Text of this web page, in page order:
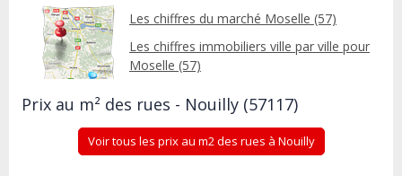
Les chiffres du marché Moselle (57)
Les chiffres immobiliers ville par ville pour
Moselle (57)
Prix au m² des rues - Nouilly (57117)
Voir tous les prix au m2 des rues à Nouilly